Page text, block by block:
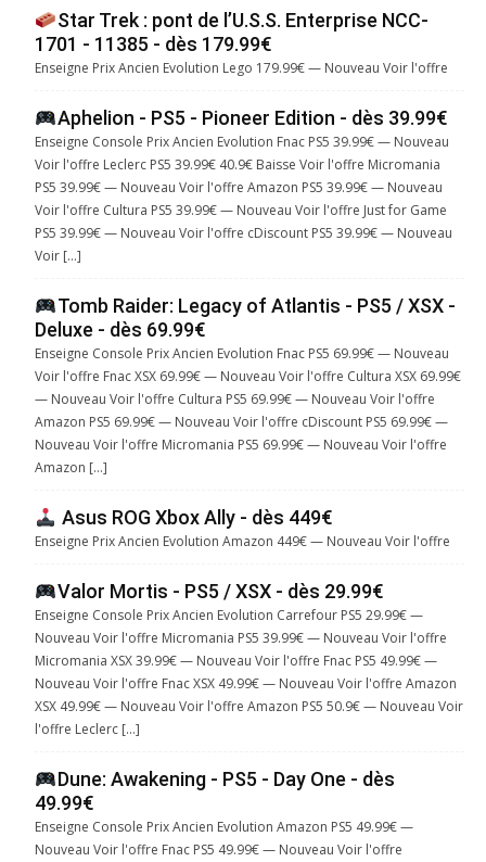
Star Trek : pont de l’U.S.S. Enterprise NCC-
1701 - 11385 - dès 179.99€
Enseigne Prix Ancien Evolution Lego 179.99€ — Nouveau Voir l'offre
Aphelion - PS5 - Pioneer Edition - dès 39.99€
Enseigne Console Prix Ancien Evolution Fnac PS5 39.99€ — Nouveau
Voir l'offre Leclerc PS5 39.99€ 40.9€ Baisse Voir l'offre Micromania
PS5 39.99€ — Nouveau Voir l'offre Amazon PS5 39.99€ — Nouveau
Voir l'offre Cultura PS5 39.99€ — Nouveau Voir l'offre Just for Game
PS5 39.99€ — Nouveau Voir l'offre cDiscount PS5 39.99€ — Nouveau
Voir […]
Tomb Raider: Legacy of Atlantis - PS5 / XSX -
Deluxe - dès 69.99€
Enseigne Console Prix Ancien Evolution Fnac PS5 69.99€ — Nouveau
Voir l'offre Fnac XSX 69.99€ — Nouveau Voir l'offre Cultura XSX 69.99€
— Nouveau Voir l'offre Cultura PS5 69.99€ — Nouveau Voir l'offre
Amazon PS5 69.99€ — Nouveau Voir l'offre cDiscount PS5 69.99€ —
Nouveau Voir l'offre Micromania PS5 69.99€ — Nouveau Voir l'offre
Amazon […]
Asus ROG Xbox Ally - dès 449€
Enseigne Prix Ancien Evolution Amazon 449€ — Nouveau Voir l'offre
Valor Mortis - PS5 / XSX - dès 29.99€
Enseigne Console Prix Ancien Evolution Carrefour PS5 29.99€ —
Nouveau Voir l'offre Micromania PS5 39.99€ — Nouveau Voir l'offre
Micromania XSX 39.99€ — Nouveau Voir l'offre Fnac PS5 49.99€ —
Nouveau Voir l'offre Fnac XSX 49.99€ — Nouveau Voir l'offre Amazon
XSX 49.99€ — Nouveau Voir l'offre Amazon PS5 50.9€ — Nouveau Voir
l'offre Leclerc […]
Dune: Awakening - PS5 - Day One - dès
49.99€
Enseigne Console Prix Ancien Evolution Amazon PS5 49.99€ —
Nouveau Voir l'offre Fnac PS5 49.99€ — Nouveau Voir l'offre